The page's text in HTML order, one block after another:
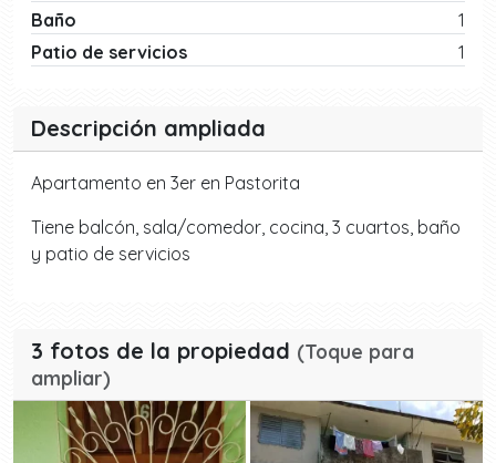
Baño
1
Patio de servicios
1
Descripción ampliada
Apartamento en 3er en Pastorita
Tiene balcón, sala/comedor, cocina, 3 cuartos, baño
y patio de servicios
3 fotos de la propiedad (Toque para
ampliar)